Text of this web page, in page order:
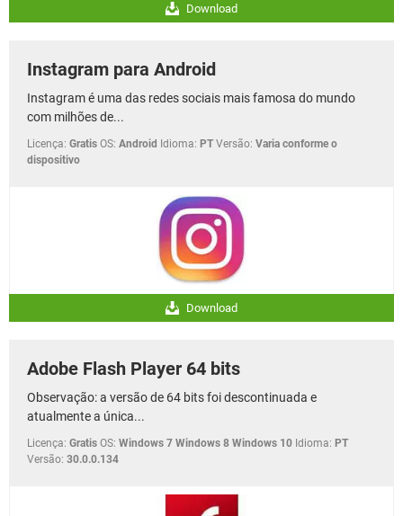
Download
Instagram para Android
Instagram é uma das redes sociais mais famosa do mundo
com milhões de...
Licença: Gratis OS: Android Idioma: PT Versão: Varia conforme o
dispositivo
Download
Adobe Flash Player 64 bits
Observação: a versão de 64 bits foi descontinuada e
atualmente a única...
Licença: Gratis OS: Windows 7 Windows 8 Windows 10 Idioma: PT
Versão: 30.0.0.134